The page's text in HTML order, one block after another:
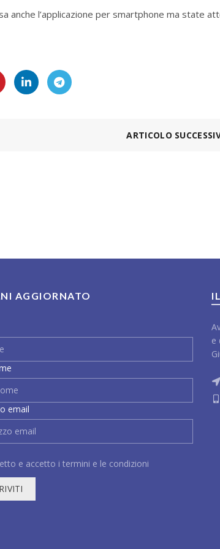
anche l’applicazione per smartphone ma state
ARTICOLO
AGGIORNATO
email
e accetto i termini e le condizioni
e